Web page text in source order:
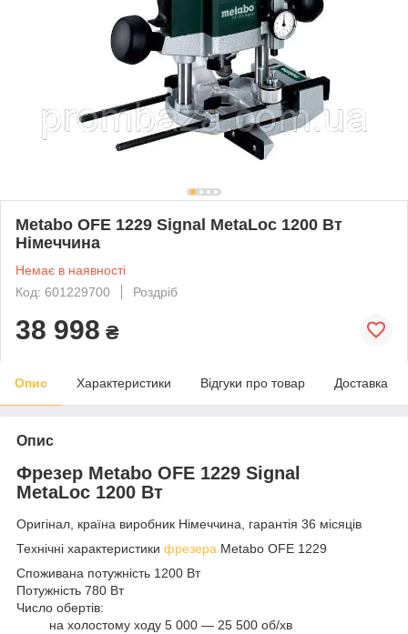
Metabo OFE 1229 Signal MetaLoc 1200 Вт
Німеччина
Немає в наявності
Код: 601229700
Роздріб
38 998 ₴
Опис Характеристики Відгуки про товар Доставка
Опис
Фрезер Metabo OFE 1229 Signal
MetaLoc 1200 Вт
Оригінал, країна виробник Німеччина, гарантія 36 місяців
Технічні характеристики фрезера Metabo OFE 1229
Споживана потужність 1200 Вт
Потужність 780 Вт
Число обертів:
на холостому ходу 5 000 — 25 500 об/хв